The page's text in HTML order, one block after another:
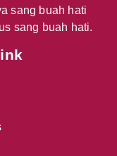
sang buah hati
sang buah hati.